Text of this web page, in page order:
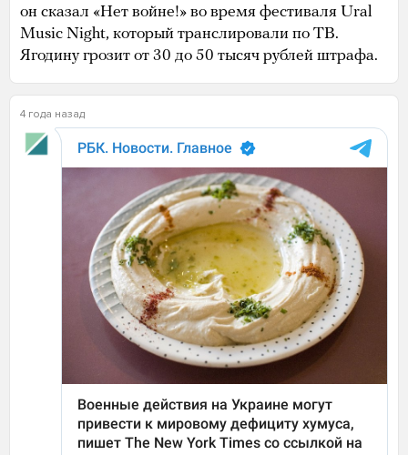
он сказал «Нет войне!» во время фестиваля Ural
Music Night, который транслировали по ТВ.
Ягодину грозит от 30 до 50 тысяч рублей штрафа.
4 года назад